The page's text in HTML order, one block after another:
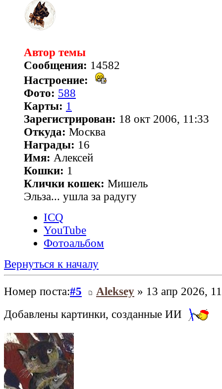
Автор темы
Сообщения: 14582
Настроение:
Фото: 588
Карты: 1
Зарегистрирован: 18 окт 2006, 11:33
Откуда: Москва
Награды: 16
Имя: Алексей
Кошки: 1
Клички кошек: Мишель
Эльза... ушла за радугу
ICQ
YouTube
Фотоальбом
Вернуться к началу
Номер поста:#5 Aleksey » 13 апр 2026,
Добавлены картинки, созданные ИИ